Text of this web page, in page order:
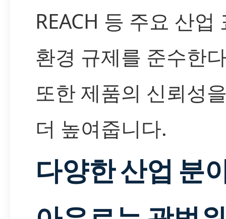
REACH 등 주요 산업
환경 규제를 준수한
또한 제품의 신뢰성
더 높여줍니다.
다양한 산업 분